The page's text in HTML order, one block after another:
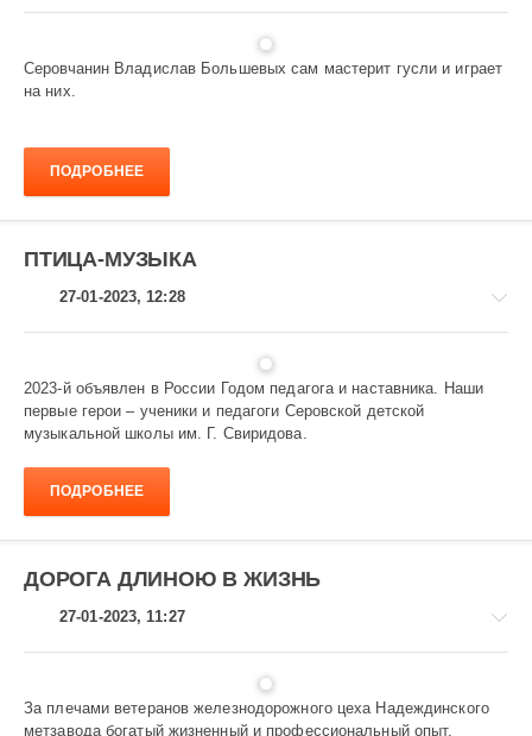
Серовчанин Владислав Большевых сам мастерит гусли и играет
на них.
ПОДРОБНЕЕ
ПТИЦА-МУЗЫКА
27-01-2023, 12:28
За
будущее
2023-й объявлен в России Годом педагога и наставника. Наши
первые герои – ученики и педагоги Серовской детской
музыкальной школы им. Г. Свиридова.
ПОДРОБНЕЕ
ДОРОГА ДЛИНОЮ В ЖИЗНЬ
27-01-2023, 11:27
За плечами ветеранов железнодорожного цеха Надеждинского
метзавода богатый жизненный и профессиональный опыт,